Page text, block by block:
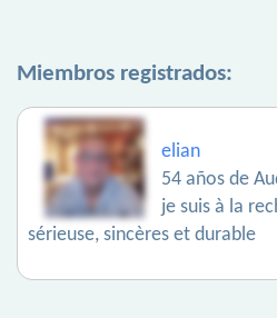
Miembros registrados:
elian
54 años de
je suis à la
sérieuse, sincères et durable